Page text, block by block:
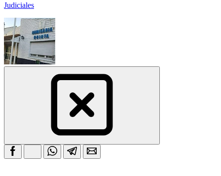
Judiciales